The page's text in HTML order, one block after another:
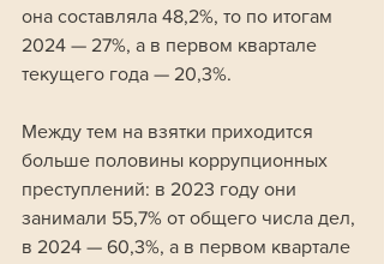
она составляла 48,2%, то по итогам
2024 — 27%, а в первом квартале
текущего года — 20,3%.
Между тем на взятки приходится
больше половины коррупционных
преступлений: в 2023 году они
занимали 55,7% от общего числа дел,
в 2024 — 60,3%, а в первом квартале